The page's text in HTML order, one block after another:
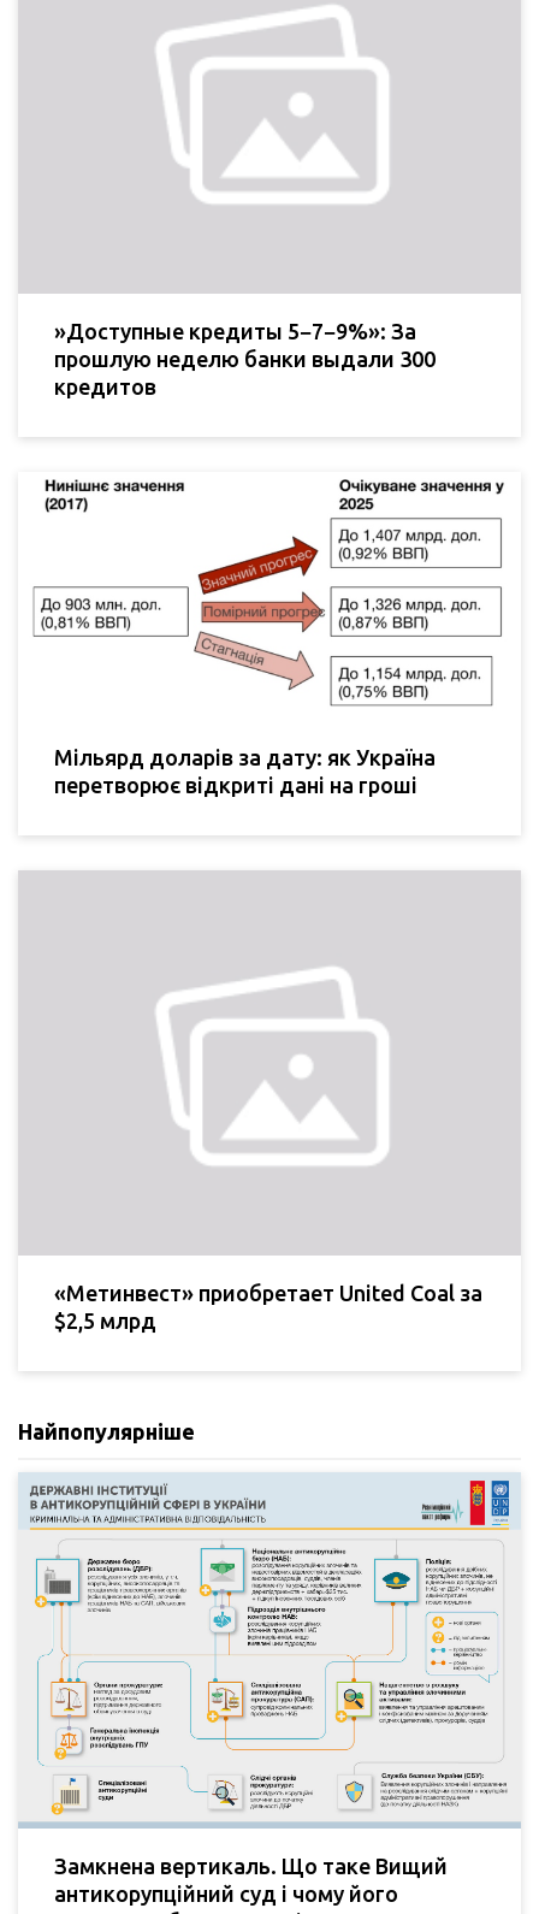
»Доступные кредиты 5−7−9%»: За
прошлую неделю банки выдали 300
кредитов
Мільярд доларів за дату: як Україна
перетворює відкриті дані на гроші
«Метинвест» приобретает United Coal за
$2,5 млрд
Найпопулярніше
Замкнена вертикаль. Що таке Вищий
антикорупційний суд і чому його